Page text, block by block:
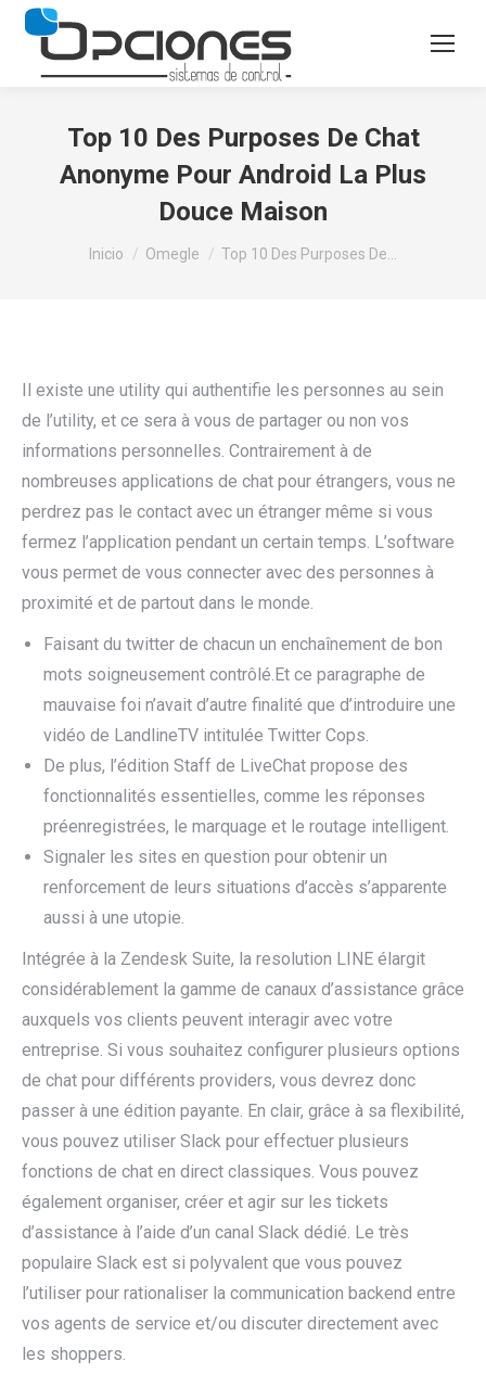
Top 10 Des Purposes De Chat
Anonyme Pour Android La Plus
Douce Maison
Estás aquí:
Inicio Omegle Top 10 Des Purposes De…
Il existe une utility qui authentifie les personnes au sein
de l’utility, et ce sera à vous de partager ou non vos
informations personnelles. Contrairement à de
nombreuses applications de chat pour étrangers, vous ne
perdrez pas le contact avec un étranger même si vous
fermez l’application pendant un certain temps. L’software
vous permet de vous connecter avec des personnes à
proximité et de partout dans le monde.
Faisant du twitter de chacun un enchaînement de bon
mots soigneusement contrôlé.Et ce paragraphe de
mauvaise foi n’avait d’autre finalité que d’introduire une
vidéo de LandlineTV intitulée Twitter Cops.
De plus, l’édition Staff de LiveChat propose des
fonctionnalités essentielles, comme les réponses
préenregistrées, le marquage et le routage intelligent.
Signaler les sites en question pour obtenir un
renforcement de leurs situations d’accès s’apparente
aussi à une utopie.
Intégrée à la Zendesk Suite, la resolution LINE élargit
considérablement la gamme de canaux d’assistance grâce
auxquels vos clients peuvent interagir avec votre
entreprise. Si vous souhaitez configurer plusieurs options
de chat pour différents providers, vous devrez donc
passer à une édition payante. En clair, grâce à sa flexibilité,
vous pouvez utiliser Slack pour effectuer plusieurs
fonctions de chat en direct classiques. Vous pouvez
également organiser, créer et agir sur les tickets
d’assistance à l’aide d’un canal Slack dédié. Le très
populaire Slack est si polyvalent que vous pouvez
l’utiliser pour rationaliser la communication backend entre
vos agents de service et/ou discuter directement avec
les shoppers.